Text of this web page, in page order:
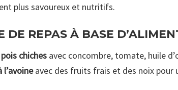
plus savoureux et nutritifs.
DE REPAS À BASE
chichesavec concombre, tomate, huile
l’avoineavec des fruits frais et des noix pour